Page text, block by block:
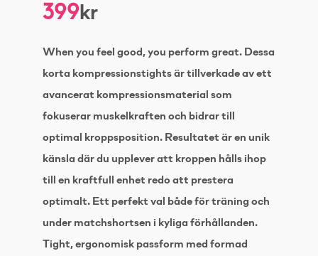
399kr
When you feel good, you perform great. Dessa
korta kompressionstights är tillverkade av ett
avancerat kompressionsmaterial som
fokuserar muskelkraften och bidrar till
optimal kroppsposition. Resultatet är en unik
känsla där du upplever att kroppen hålls ihop
till en kraftfull enhet redo att prestera
optimalt. Ett perfekt val både för träning och
under matchshortsen i kyliga förhållanden.
Tight, ergonomisk passform med formad